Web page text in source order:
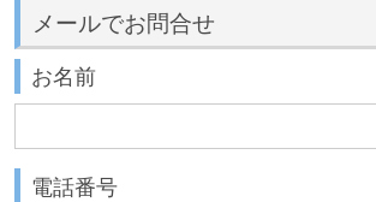
メールでお問合せ
お名前
電話番号